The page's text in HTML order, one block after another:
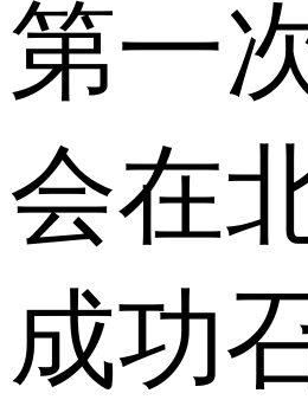
第一
会在
成功